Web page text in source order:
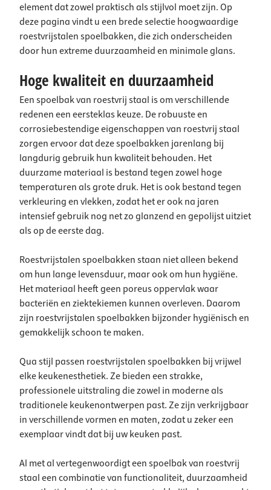
element dat zowel praktisch als stijlvol moet zijn. Op
deze pagina vindt u een brede selectie hoogwaardige
roestvrijstalen spoelbakken, die zich onderscheiden
door hun extreme duurzaamheid en minimale glans.
Hoge kwaliteit en duurzaamheid
Een spoelbak van roestvrij staal is om verschillende
redenen een eersteklas keuze. De robuuste en
corrosiebestendige eigenschappen van roestvrij staal
zorgen ervoor dat deze spoelbakken jarenlang bij
langdurig gebruik hun kwaliteit behouden. Het
duurzame materiaal is bestand tegen zowel hoge
temperaturen als grote druk. Het is ook bestand tegen
verkleuring en vlekken, zodat het er ook na jaren
intensief gebruik nog net zo glanzend en gepolijst uitziet
als op de eerste dag.
Roestvrijstalen spoelbakken staan niet alleen bekend
om hun lange levensduur, maar ook om hun hygiëne.
Het materiaal heeft geen poreus oppervlak waar
bacteriën en ziektekiemen kunnen overleven. Daarom
zijn roestvrijstalen spoelbakken bijzonder hygiënisch en
gemakkelijk schoon te maken.
Qua stijl passen roestvrijstalen spoelbakken bij vrijwel
elke keukenesthetiek. Ze bieden een strakke,
professionele uitstraling die zowel in moderne als
traditionele keukenontwerpen past. Ze zijn verkrijgbaar
in verschillende vormen en maten, zodat u zeker een
exemplaar vindt dat bij uw keuken past.
Al met al vertegenwoordigt een spoelbak van roestvrij
staal een combinatie van functionaliteit, duurzaamheid